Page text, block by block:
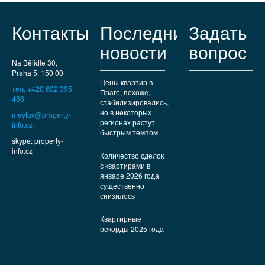
Контакты
Na Bělidle 30,
Praha 5, 150 00
тел. +420 602 395
486
meytuv@property-
info.cz
skype: property-
info.cz
Последние
новости
Цены квартир в
Праге, похоже,
стабилизировались,
но в некоторых
регионах растут
быстрым темпом
Количество сделок
с квартирами в
январе 2026 года
существенно
снизилось
Квартирные
рекорды 2025 года
Задать
вопрос